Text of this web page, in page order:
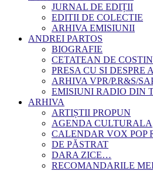
JURNAL DE EDIȚII
EDITII DE COLECTIE
ARHIVA EMISIUNII
ANDREI PARTOS
BIOGRAFIE
CETATEAN DE
PRESA CU SI DESPRE
ARHIVA VPR/P.R&S/
EMISIUNI RADIO DIN
ARHIVA
ARTIȘTII PROPUN
AGENDA CULTURALA
CALENDAR VOX POP
DE PĂSTRAT
DARA ZICE…
RECOMANDARILE